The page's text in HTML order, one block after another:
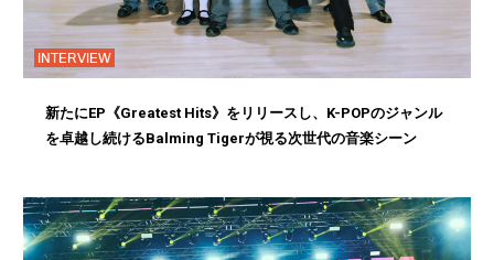
INTERVIEW
新たにEP《Greatest Hits》をリリースし、K-POPのジャンル
を卓越し続けるBalming Tigerが視る次世代の音楽シーン